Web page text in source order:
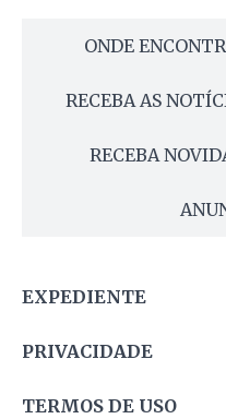
ONDE
RECEBA AS
RECEBA
EXPEDIENTE
PRIVACIDADE
TERMOS DE USO